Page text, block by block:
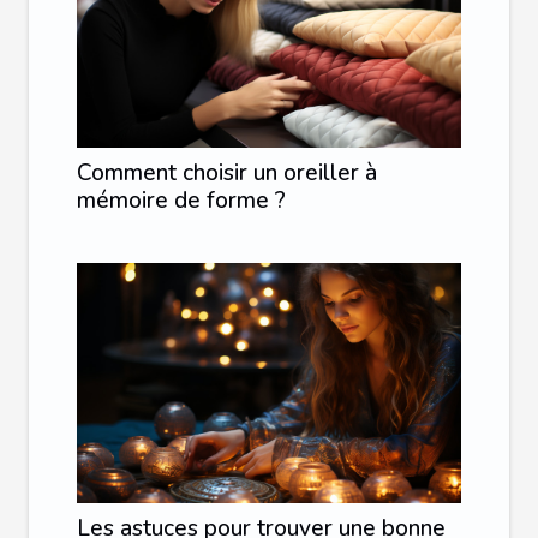
Comment choisir un oreiller à
mémoire de forme ?
Les astuces pour trouver une bonne